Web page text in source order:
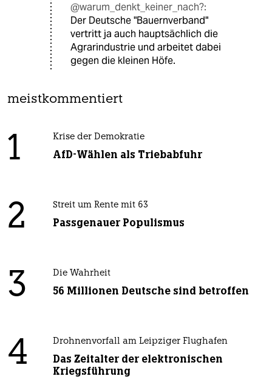
@warum_denkt_keiner_nach?:
Der Deutsche "Bauernverband"
vertritt ja auch hauptsächlich die
Agrarindustrie und arbeitet dabei
gegen die kleinen Höfe.
meistkommentiert
1 Krise der Demokratie
AfD-Wählen als Triebabfuhr
2 Streit um Rente mit 63
Passgenauer Populismus
3 Die Wahrheit
56 Millionen Deutsche sind betroffen
4 Drohnenvorfall am Leipziger Flughafen
Das Zeitalter der elektronischen
Kriegsführung